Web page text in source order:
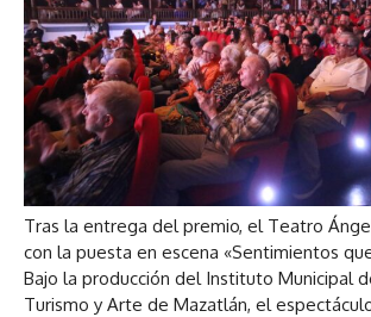
Tras la entrega del premio, el Teatro
con la puesta en escena «Sentimientos
Bajo la producción del Instituto Municipal
Turismo y Arte de Mazatlán, el